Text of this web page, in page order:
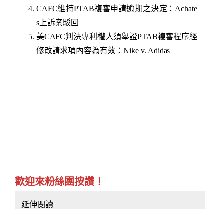
CAFC維持PTAB複審申請逾期之決定：Achate
s上訴案駁回
美CAFC判決專利權人須舉證PTAB複審程序經
修改請求項內容為有效：Nike v. Adidas
歡迎來粉絲團按讚！
延伸閱讀